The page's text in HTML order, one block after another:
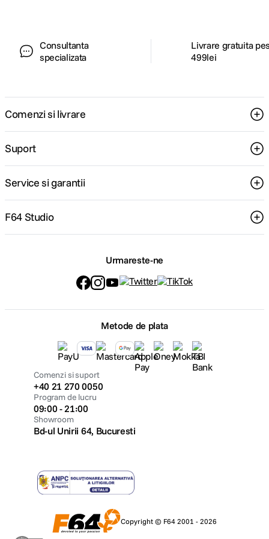
Consultanta
specializata
Livrare gratuita
499lei
Comenzi si livrare
Suport
Service si garantii
F64 Studio
Urmareste-ne
Metode de plata
Comenzi si suport
+40 21 270 0050
Program de lucru
09:00 - 21:00
Showroom
Bd-ul Unirii 64, Bucuresti
Copyright © F64 2001 - 2026